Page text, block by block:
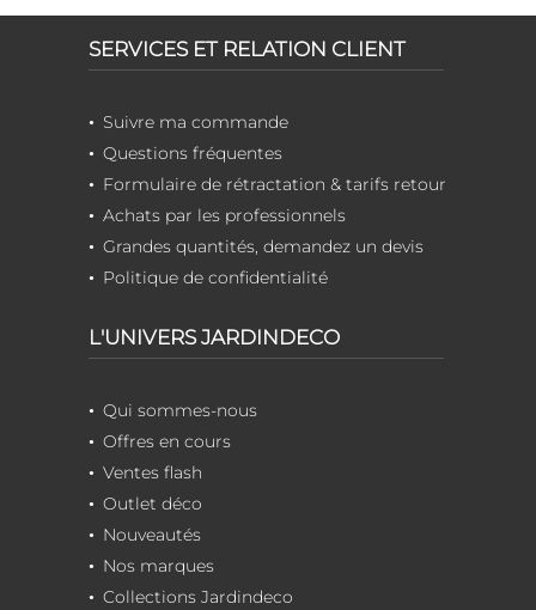
SERVICES ET RELATION CLIENT
Suivre ma commande
Questions fréquentes
Formulaire de rétractation & tarifs retour
Achats par les professionnels
Grandes quantités, demandez un devis
Politique de confidentialité
L'UNIVERS JARDINDECO
Qui sommes-nous
Offres en cours
Ventes flash
Outlet déco
Nouveautés
Nos marques
Collections Jardindeco